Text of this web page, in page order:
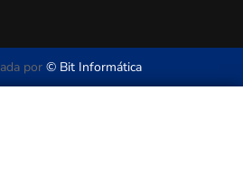
por © Bit Informática